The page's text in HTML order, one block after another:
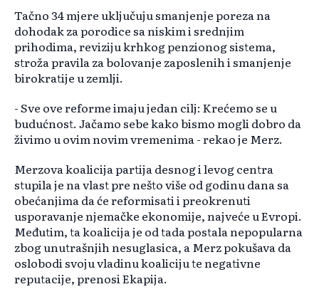
Tačno 34 mjere uključuju smanjenje poreza na
dohodak za porodice sa niskim i srednjim
prihodima, reviziju krhkog penzionog sistema,
stroža pravila za bolovanje zaposlenih i smanjenje
birokratije u zemlji.
- Sve ove reforme imaju jedan cilj: Krećemo se u
budućnost. Jačamo sebe kako bismo mogli dobro da
živimo u ovim novim vremenima - rekao je Merz.
Merzova koalicija partija desnog i levog centra
stupila je na vlast pre nešto više od godinu dana sa
obećanjima da će reformisati i preokrenuti
usporavanje njemačke ekonomije, najveće u Evropi.
Međutim, ta koalicija je od tada postala nepopularna
zbog unutrašnjih nesuglasica, a Merz pokušava da
oslobodi svoju vladinu koaliciju te negativne
reputacije, prenosi Ekapija.